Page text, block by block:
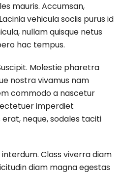
mauris. Accumsan,
vehicula sociis purus id
nullam quisque netus
hac tempus.
Molestie pharetra
nostra vivamus nam
commodo a nascetur
imperdiet
neque, sodales taciti
Class viverra diam
diam magna egestas